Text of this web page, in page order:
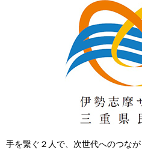
手を繋ぐ２人で、次世代へのつなが